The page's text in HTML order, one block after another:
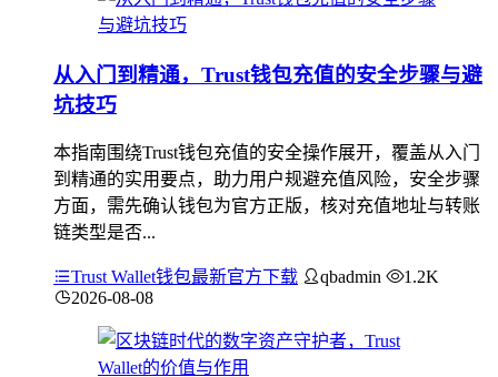
从入门到精通，Trust钱包充值的安全步骤与避
坑技巧
本指南围绕Trust钱包充值的安全操作展开，覆盖从入门
到精通的实用要点，助力用户规避充值风险，安全步骤
方面，需先确认钱包为官方正版，核对充值地址与转账
链类型是否...
Trust Wallet钱包最新官方下载 qbadmin
1.2K
2026-08-08